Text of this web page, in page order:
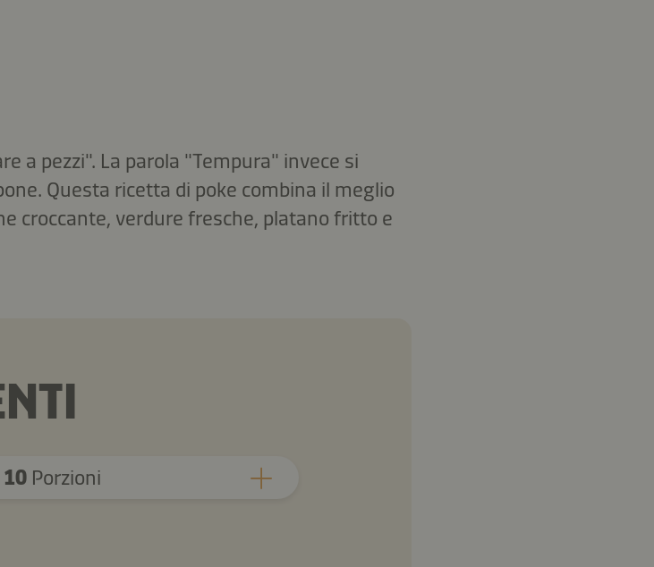
a pezzi". La parola "Tempura" invece si
Questa ricetta di poke combina il meglio
croccante, verdure fresche, platano fritto e
10 Porzioni